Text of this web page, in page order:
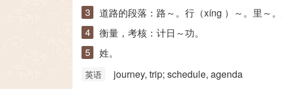
道路的段落：路～。行（xíng ）～。里～
衡量，考核：计日～功。
姓。
英语 journey, trip; schedule, agenda